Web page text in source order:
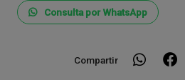
Consulta por WhatsApp
Compartir